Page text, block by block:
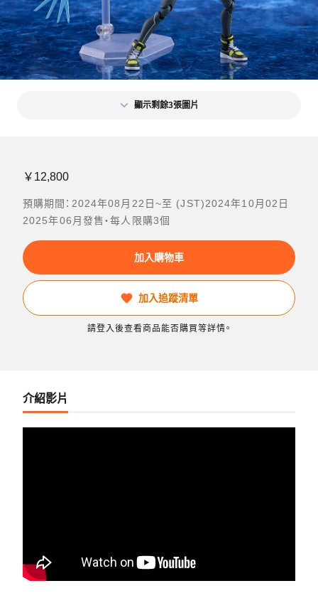
顯示剩餘3張圖片
￥12,800
預購期間：2024年08月22日~至 (JST)2024年10月02日
2025年06月發售・每人限購3個
加入購物車
加入追蹤清單
請登入後查看商品能否購買等詳情。
介紹影片